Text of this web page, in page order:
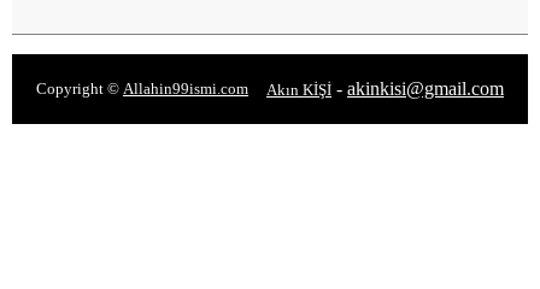
Copyright © Allahin99ismi.com Akın KİŞİ - akinkisi@gmail.com